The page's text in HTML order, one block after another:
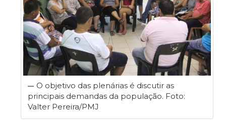
O objetivo das plenárias é discutir as
principais demandas da população. Foto:
Valter Pereira/PMJ